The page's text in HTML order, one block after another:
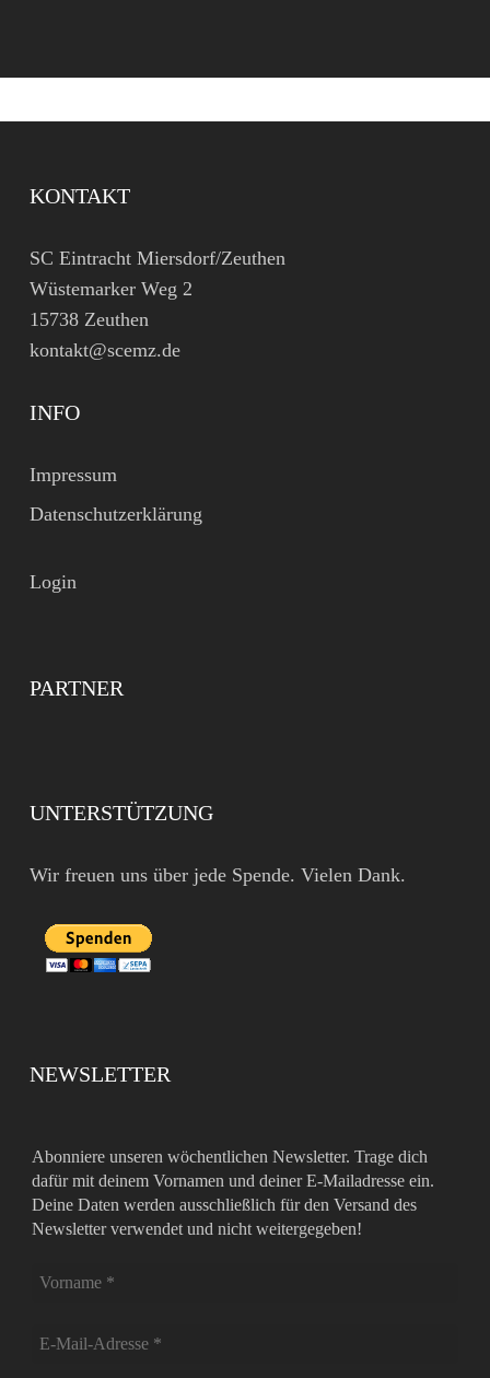
KONTAKT
SC Eintracht Miersdorf/Zeuthen
Wüstemarker Weg 2
15738 Zeuthen
kontakt@scemz.de
INFO
Impressum
Datenschutzerklärung
Login
PARTNER
UNTERSTÜTZUNG
Wir freuen uns über jede Spende. Vielen Dank.
NEWSLETTER
Abonniere unseren wöchentlichen Newsletter. Trage dich
dafür mit deinem Vornamen und deiner E-Mailadresse ein.
Deine Daten werden ausschließlich für den Versand des
Newsletter verwendet und nicht weitergegeben!